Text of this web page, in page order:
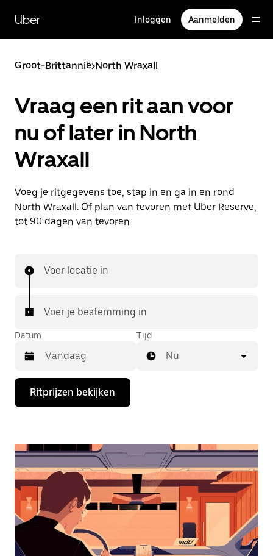
naar
hoofdinhoud
Uber Inloggen Aanmelden
Groot-Brittannië>North Wraxall
Vraag een rit aan voor
nu of later in North
Wraxall
Voeg je ritgegevens toe, stap in en ga in en rond
North Wraxall. Of plan van tevoren met Uber Reserve,
tot 90 dagen van tevoren.
Voer locatie in
Voer je bestemming in
Datum
Druk
de
de
te
openen
een
datum
te
selecteren.
Druk
Tijd
Nu
Ritprijzen bekijken